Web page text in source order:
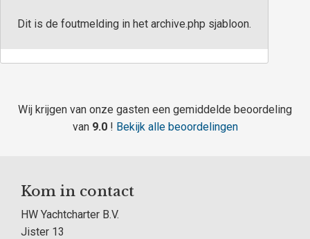
Dit is de foutmelding in het archive.php sjabloon.
Wij krijgen van onze gasten een gemiddelde beoordeling
van 9.0 ! Bekijk alle beoordelingen
Kom in contact
HW Yachtcharter B.V.
Jister 13